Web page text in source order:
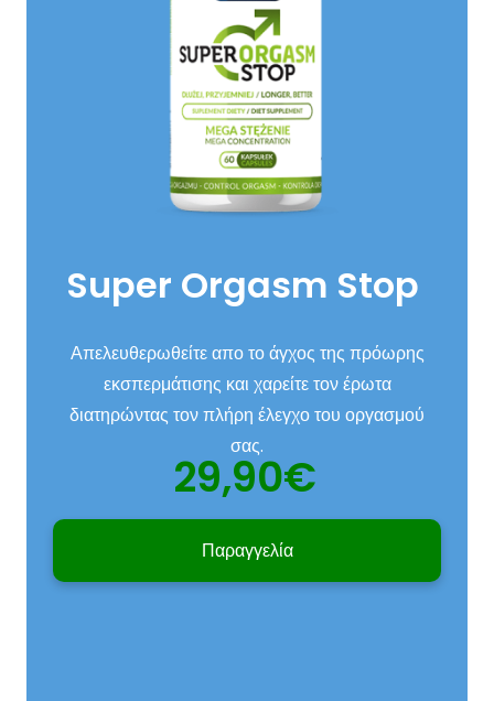
Super Orgasm Stop
Απελευθερωθείτε απο το άγχος της πρόωρης
εκσπερμάτισης και χαρείτε τον έρωτα
διατηρώντας τον πλήρη έλεγχο του οργασμού
σας.
29,90€
Παραγγελία